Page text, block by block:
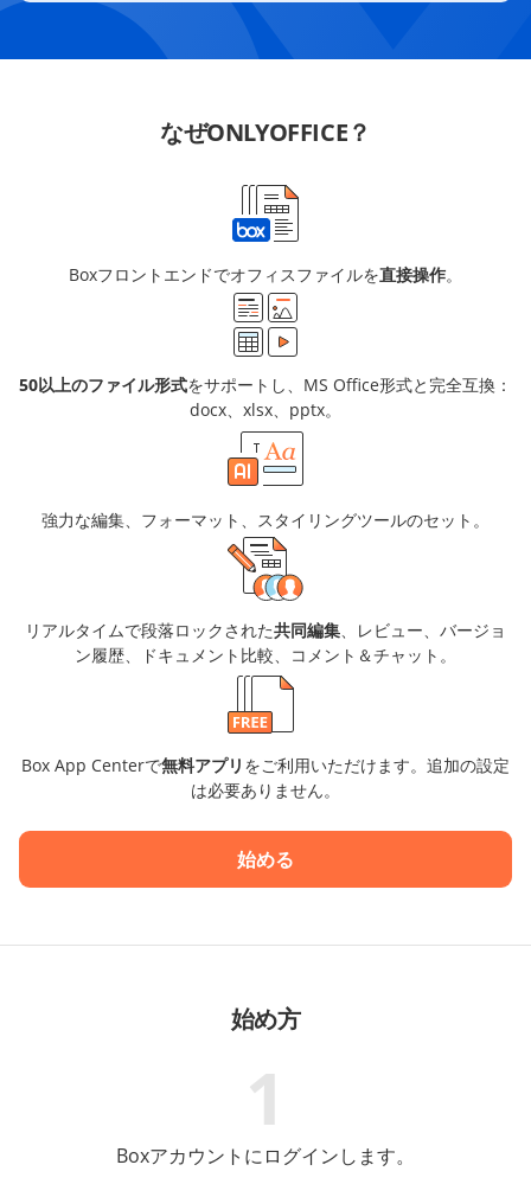
なぜONLYOFFICE？
Boxフロントエンドでオフィスファイルを直接操作。
50以上のファイル形式をサポートし、MS Office形式と完全互換：
docx、xlsx、pptx。
強力な編集、フォーマット、スタイリングツールのセット。
リアルタイムで段落ロックされた共同編集、レビュー、バージョ
ン履歴、ドキュメント比較、コメント＆チャット。
Box App Centerで無料アプリ をご利用いただけます。追加の設定
は必要ありません。
始める
始め方
1
Boxアカウントにログインします。